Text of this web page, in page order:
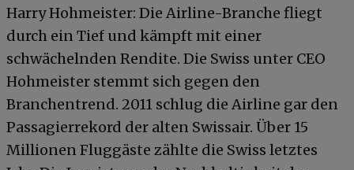
Harry Hohmeister: Die Airline-Branche fliegt
durch ein Tief und kämpft mit einer
schwächelnden Rendite. Die Swiss unter CEO
Hohmeister stemmt sich gegen den
Branchentrend. 2011 schlug die Airline gar den
Passagierrekord der alten Swissair. Über 15
Millionen Fluggäste zählte die Swiss letztes